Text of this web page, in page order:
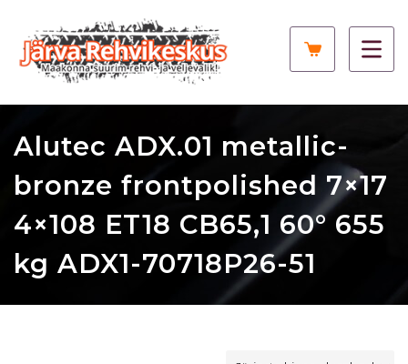
Alutec ADX.01 metallic-
bronze frontpolished 7×17
4×108 ET18 CB65,1 60° 655
kg ADX1-70718P26-51